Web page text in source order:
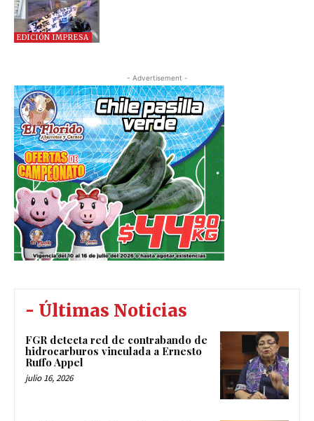
EDICIÓN IMPRESA
- Advertisement -
- Últimas Noticias
FGR detecta red de contrabando de
hidrocarburos vinculada a Ernesto
Ruffo Appel
julio 16, 2026